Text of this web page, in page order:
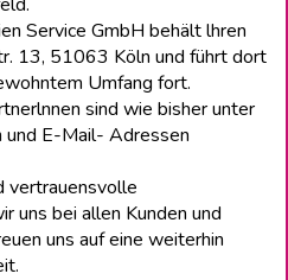
Service GmbH behält lhren
13, 51063 Köln und führt dort
Umfang fort.
sind wie bisher unter
und E-Mail- Adressen
vertrauensvolle
uns bei allen Kunden und
uns auf eine weiterhin